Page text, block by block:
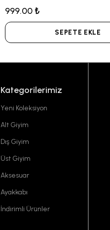
999.00 ₺
SEPETE EKLE
Kategorilerimiz
Yeni Koleksiyon
Alt Giyim
Dış Giyim
Üst Giyim
Aksesuar
Ayakkabı
İndirimli Ürünler